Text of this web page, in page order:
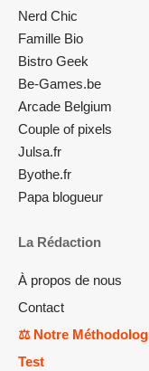
Nerd Chic
Famille Bio
Bistro Geek
Be-Games.be
Arcade Belgium
Couple of pixels
Julsa.fr
Byothe.fr
Papa blogueur
La Rédaction
À propos de nous
Contact
⚖️ Notre
Test